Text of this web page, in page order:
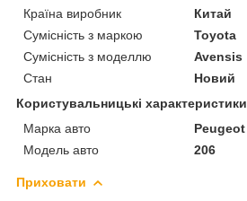
Країна виробник
Китай
Сумісність з маркою
Toyota
Сумісність з моделлю
Avensis
Стан
Новий
Користувальницькі характеристики
Марка авто
Peugeot
Модель авто
206
Приховати